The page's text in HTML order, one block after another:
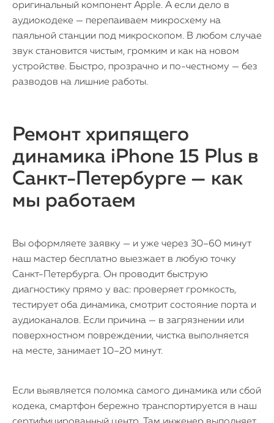
оригинальный компонент Apple. А если дело в
аудиокодеке — перепаиваем микросхему на
паяльной станции под микроскопом. В любом случае
звук становится чистым, громким и как на новом
устройстве. Быстро, прозрачно и по-честному — без
разводов на лишние работы.
Ремонт хрипящего
динамика iPhone 15 Plus в
Санкт-Петербурге — как
мы работаем
Вы оформляете заявку — и уже через 30–60 минут
наш мастер бесплатно выезжает в любую точку
Санкт-Петербурга. Он проводит быструю
диагностику прямо у вас: проверяет громкость,
тестирует оба динамика, смотрит состояние порта и
аудиоканалов. Если причина — в загрязнении или
поверхностном повреждении, чистка выполняется
на месте, занимает 10–20 минут.
Если выявляется поломка самого динамика или сбой
кодека, смартфон бережно транспортируется в наш